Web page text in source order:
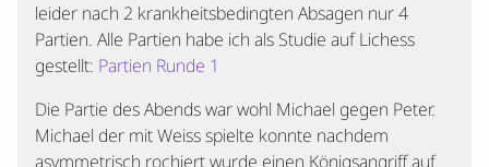
Kontakt
leider nach 2 krankheitsbedingten Absagen nur 4
Partien. Alle Partien habe ich als Studie auf Lichess
gestellt: Partien Runde 1
Die Partie des Abends war wohl Michael gegen Peter.
Michael der mit Weiss spielte konnte nachdem
asymmetrisch rochiert wurde einen Königsangriff auf